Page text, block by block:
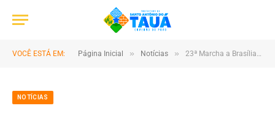
VOCÊ ESTÁ EM: Página Inicial » Notícias » 23ª Marcha a Brasília em Defesa dos Municípios
NOTÍCIAS